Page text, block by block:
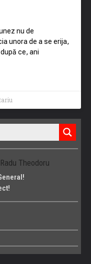
nu de
unora de a se erija,
ce, ani